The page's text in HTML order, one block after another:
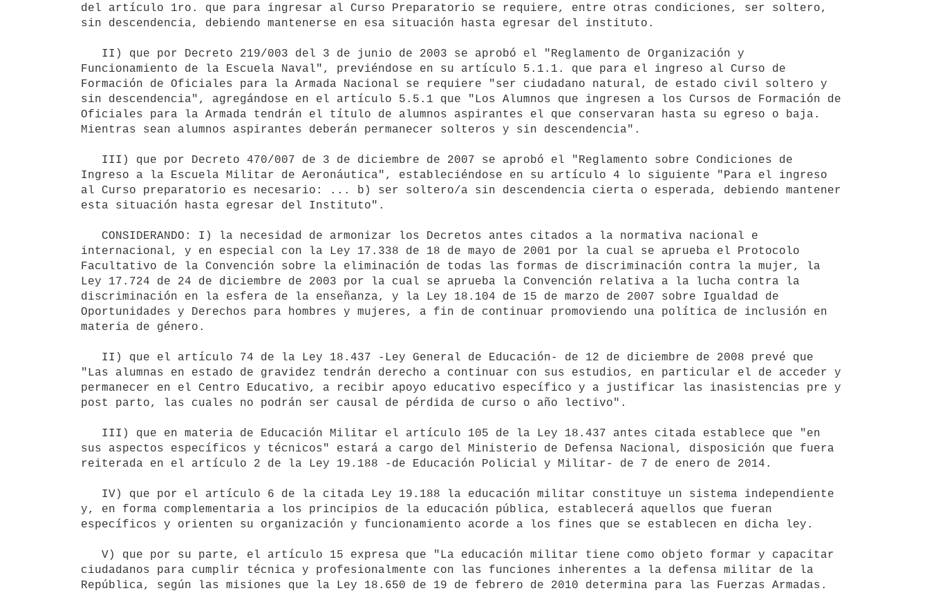
del artículo 1ro. que para ingresar al Curso Preparatorio se requiere, entre otras condiciones, ser soltero,
sin descendencia, debiendo mantenerse en esa situación hasta egresar del instituto.
Funcionamiento de la Escuela Naval", previéndose en su artículo 5.1.1. que para el ingreso al Curso de
Formación de Oficiales para la Armada Nacional se requiere "ser ciudadano natural, de estado civil soltero y
sin descendencia", agregándose en el artículo 5.5.1 que "Los Alumnos que ingresen a los Cursos de Formación de
Oficiales para la Armada tendrán el título de alumnos aspirantes el que conservaran hasta su egreso o baja.
Mientras sean alumnos aspirantes deberán permanecer solteros y sin descendencia".
Ingreso a la Escuela Militar de Aeronáutica", estableciéndose en su artículo 4 lo siguiente "Para el ingreso
al Curso preparatorio es necesario: ... b) ser soltero/a sin descendencia cierta o esperada, debiendo mantener
esta situación hasta egresar del Instituto".
internacional, y en especial con la Ley 17.338 de 18 de mayo de 2001 por la cual se aprueba el Protocolo
Facultativo de la Convención sobre la eliminación de todas las formas de discriminación contra la mujer, la
Ley 17.724 de 24 de diciembre de 2003 por la cual se aprueba la Convención relativa a la lucha contra la
discriminación en la esfera de la enseñanza, y la Ley 18.104 de 15 de marzo de 2007 sobre Igualdad de
Oportunidades y Derechos para hombres y mujeres, a fin de continuar promoviendo una política de inclusión en
materia de género.
"Las alumnas en estado de gravidez tendrán derecho a continuar con sus estudios, en particular el de acceder y
permanecer en el Centro Educativo, a recibir apoyo educativo específico y a justificar las inasistencias pre y
post parto, las cuales no podrán ser causal de pérdida de curso o año lectivo".
sus aspectos específicos y técnicos" estará a cargo del Ministerio de Defensa Nacional, disposición que fuera
reiterada en el artículo 2 de la Ley 19.188 -de Educación Policial y Militar- de 7 de enero de 2014.
y, en forma complementaria a los principios de la educación pública, establecerá aquellos que fueran
específicos y orienten su organización y funcionamiento acorde a los fines que se establecen en dicha ley.
ciudadanos para cumplir técnica y profesionalmente con las funciones inherentes a la defensa militar de la
República, según las misiones que la Ley 18.650 de 19 de febrero de 2010 determina para las Fuerzas Armadas.